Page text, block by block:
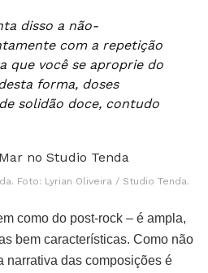
disso a não-
com a repetição
que você se aproprie do
forma, doses
solidão doce, contudo
Foto: Lyrian Oliveira / Studio Tenda.
como do post-rock – é ampla,
bem características. Como não
narrativa das composições é